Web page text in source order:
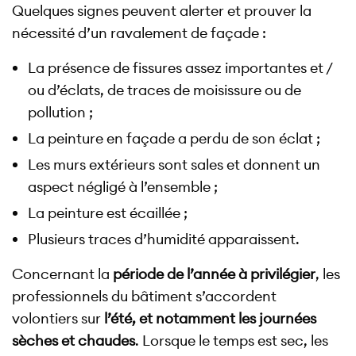
Quelques signes peuvent alerter et prouver la
nécessité d’un ravalement de façade :
La présence de fissures assez importantes et /
ou d’éclats, de traces de moisissure ou de
pollution ;
La peinture en façade a perdu de son éclat ;
Les murs extérieurs sont sales et donnent un
aspect négligé à l’ensemble ;
La peinture est écaillée ;
Plusieurs traces d’humidité apparaissent.
Concernant la période de l’année à privilégier, les
professionnels du bâtiment s’accordent
volontiers sur l’été, et notamment les journées
sèches et chaudes. Lorsque le temps est sec, les